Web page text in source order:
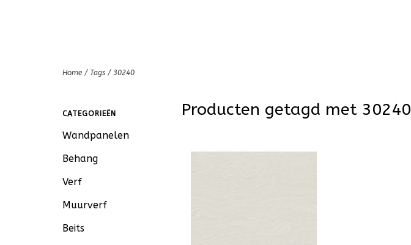
Home / Tags / 30240
CATEGORIEËN
Wandpanelen
Behang
Verf
Muurverf
Beits
Producten getagd met 30240